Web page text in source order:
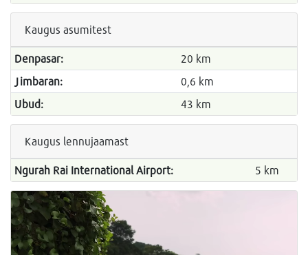
Kaugus asumitest
Denpasar:
20 km
Jimbaran:
0,6 km
Ubud:
43 km
Kaugus lennujaamast
Ngurah Rai International Airport: 5 km